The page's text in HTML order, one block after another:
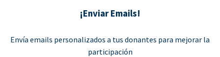
¡Enviar Emails!
Envía emails personalizados a tus donantes para mejorar la
participación